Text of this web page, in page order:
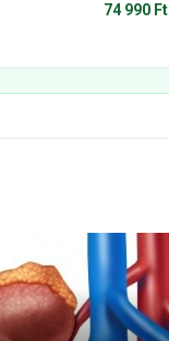
74 990 Ft